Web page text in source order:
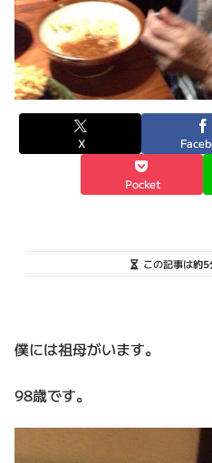
X
Pocket
この記事は約5
僕には祖母がいます。
98歳です。